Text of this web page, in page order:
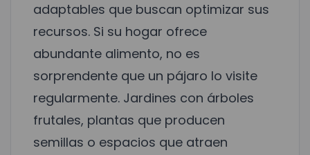
adaptables que buscan optimizar sus
recursos. Si su hogar ofrece
abundante alimento, no es
sorprendente que un pájaro lo visite
regularmente. Jardines con árboles
frutales, plantas que producen
semillas o espacios que atraen